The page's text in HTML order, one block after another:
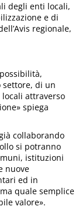
degli enti locali,
e di
regionale,
settore, di un
attraverso
spiega
collaborando
si potranno
istituzioni
nuove
ed in
quale semplice
valore».